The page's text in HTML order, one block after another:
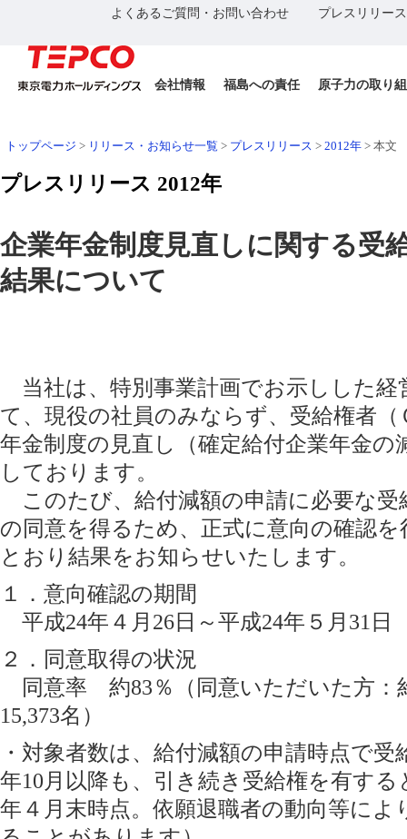
よくあるご質問・お問い合わせ プレスリリー
会社情報 福島への責任 原子力の取り
トップページ > リリース・お知らせ一覧 > プレスリリース > 2012年 > 本文
プレスリリース 2012年
企業年金制度見直しに関する受
結果について
当社は、特別事業計画でお示しした経
て、現役の社員のみならず、受給権者
年金制度の見直し（確定給付企業年金
しております。
このたび、給付減額の申請に必要な受
の同意を得るため、正式に意向の確認
とおり結果をお知らせいたします。
１．意向確認の期間
平成24年４月26日～平成24年５月31日
２．同意取得の状況
同意率 約83％（同意いただいた方：
15,373名）
・対象者数は、給付減額の申請時点で
年10月以降も、引き続き受給権を有す
年４月末時点。依願退職者の動向等によ